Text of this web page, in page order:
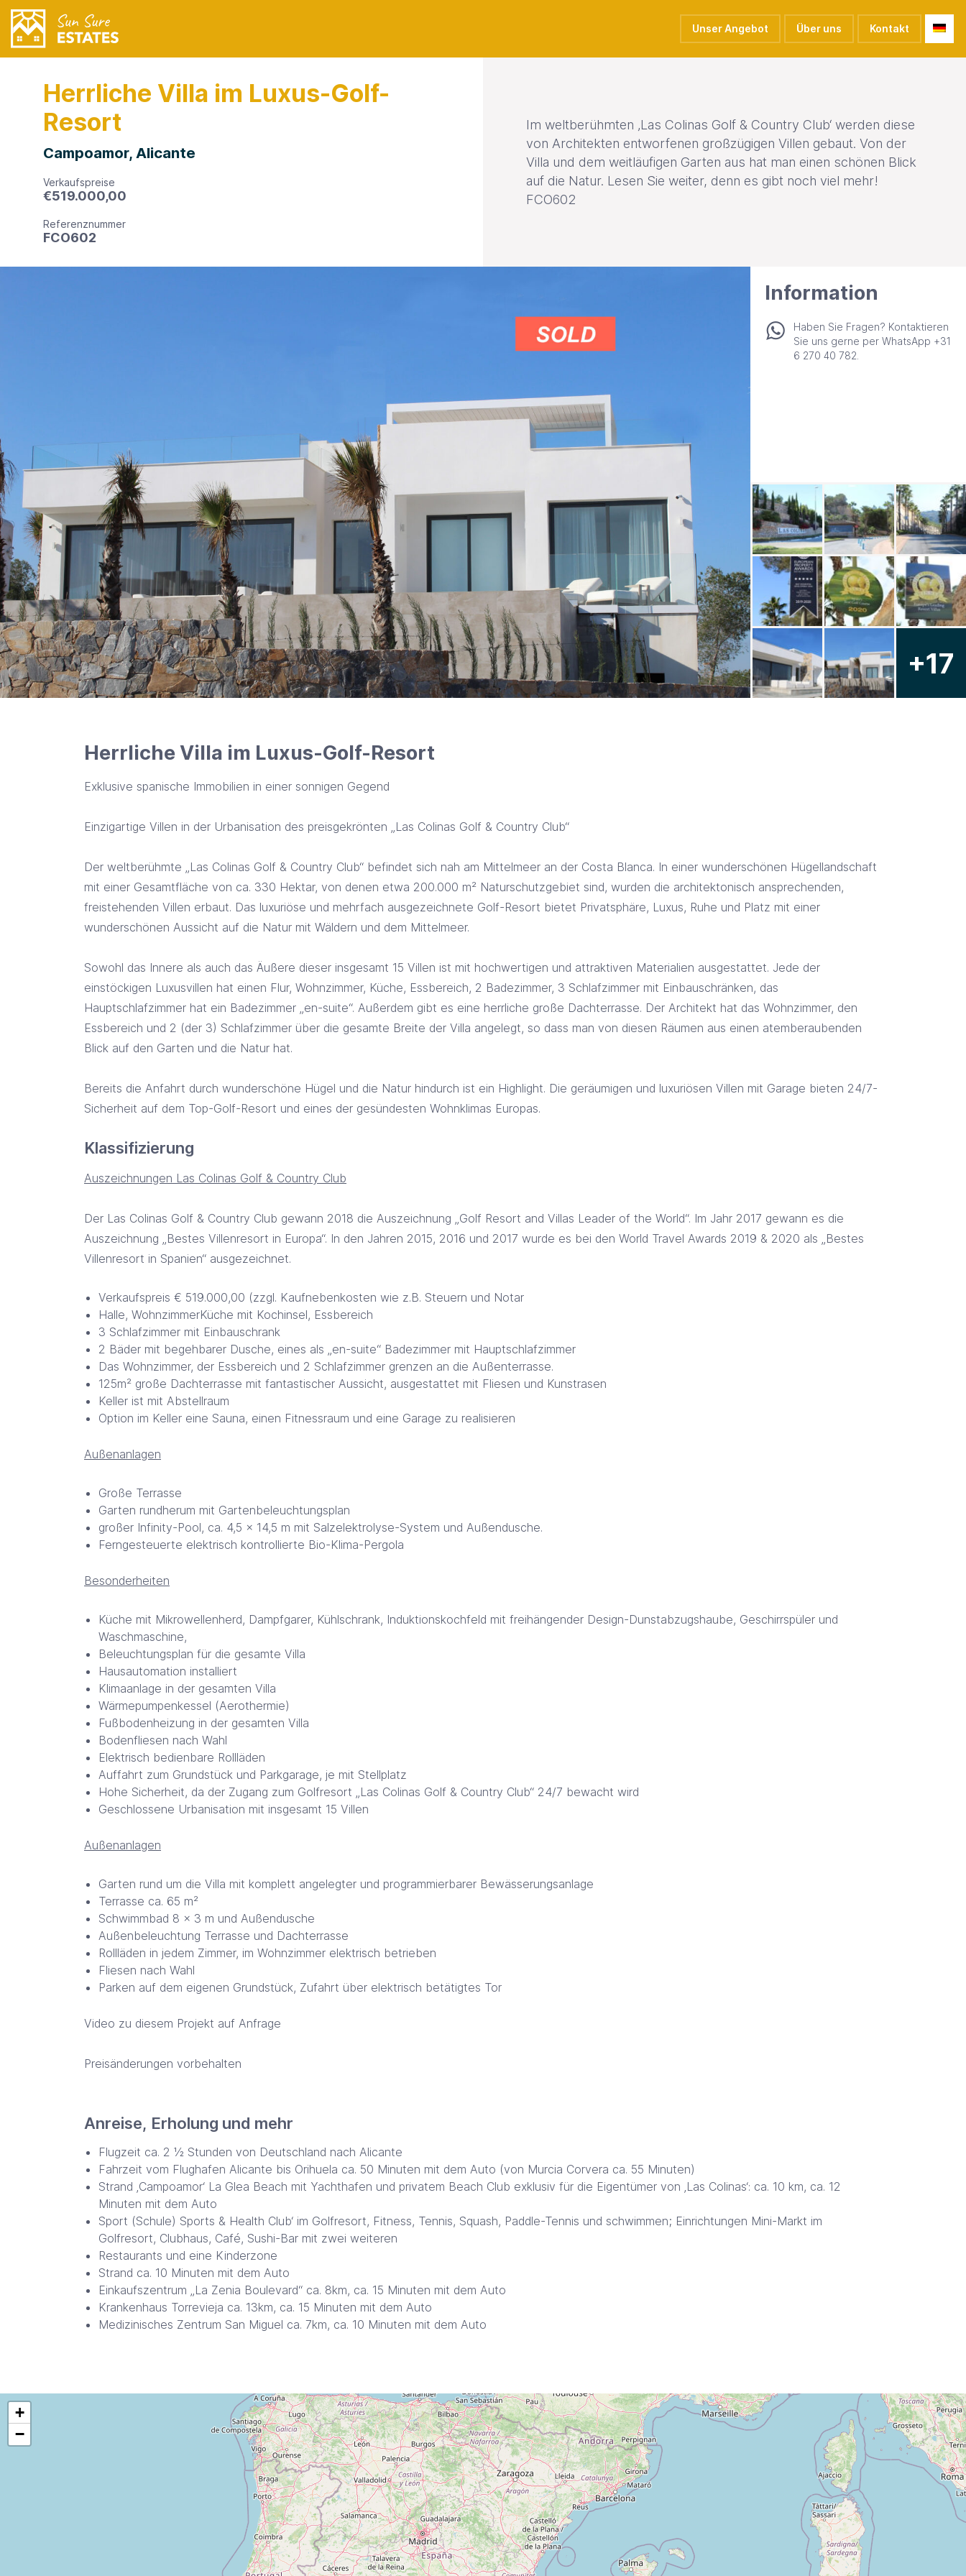
Unser Angebot Über uns Kontakt
Herrliche Villa im Luxus-Golf-
Resort
Campoamor, Alicante
Verkaufspreise
€519.000,00
Referenznummer
FCO602
Im weltberühmten ‚Las Colinas Golf & Country Club‘ werden diese
von Architekten entworfenen großzügigen Villen gebaut. Von der
Villa und dem weitläufigen Garten aus hat man einen schönen Blick
auf die Natur. Lesen Sie weiter, denn es gibt noch viel mehr!
FCO602
Information
Haben Sie Fragen? Kontaktieren
Sie uns gerne per WhatsApp +31
6 270 40 782.
+17
Herrliche Villa im Luxus-Golf-Resort
Exklusive spanische Immobilien in einer sonnigen Gegend
Einzigartige Villen in der Urbanisation des preisgekrönten „Las Colinas Golf & Country Club“
Der weltberühmte „Las Colinas Golf & Country Club“ befindet sich nah am Mittelmeer an der Costa Blanca. In einer wunderschönen Hügellandschaft
mit einer Gesamtfläche von ca. 330 Hektar, von denen etwa 200.000 m² Naturschutzgebiet sind, wurden die architektonisch ansprechenden,
freistehenden Villen erbaut. Das luxuriöse und mehrfach ausgezeichnete Golf-Resort bietet Privatsphäre, Luxus, Ruhe und Platz mit einer
wunderschönen Aussicht auf die Natur mit Wäldern und dem Mittelmeer.
Sowohl das Innere als auch das Äußere dieser insgesamt 15 Villen ist mit hochwertigen und attraktiven Materialien ausgestattet. Jede der
einstöckigen Luxusvillen hat einen Flur, Wohnzimmer, Küche, Essbereich, 2 Badezimmer, 3 Schlafzimmer mit Einbauschränken, das
Hauptschlafzimmer hat ein Badezimmer „en-suite“. Außerdem gibt es eine herrliche große Dachterrasse. Der Architekt hat das Wohnzimmer, den
Essbereich und 2 (der 3) Schlafzimmer über die gesamte Breite der Villa angelegt, so dass man von diesen Räumen aus einen atemberaubenden
Blick auf den Garten und die Natur hat.
Bereits die Anfahrt durch wunderschöne Hügel und die Natur hindurch ist ein Highlight. Die geräumigen und luxuriösen Villen mit Garage bieten 24/7-
Sicherheit auf dem Top-Golf-Resort und eines der gesündesten Wohnklimas Europas.
Klassifizierung
Auszeichnungen Las Colinas Golf & Country Club
Der Las Colinas Golf & Country Club gewann 2018 die Auszeichnung „Golf Resort and Villas Leader of the World“. Im Jahr 2017 gewann es die
Auszeichnung „Bestes Villenresort in Europa“. In den Jahren 2015, 2016 und 2017 wurde es bei den World Travel Awards 2019 & 2020 als „Bestes
Villenresort in Spanien“ ausgezeichnet.
Verkaufspreis € 519.000,00 (zzgl. Kaufnebenkosten wie z.B. Steuern und Notar
Halle, WohnzimmerKüche mit Kochinsel, Essbereich
3 Schlafzimmer mit Einbauschrank
2 Bäder mit begehbarer Dusche, eines als „en-suite“ Badezimmer mit Hauptschlafzimmer
Das Wohnzimmer, der Essbereich und 2 Schlafzimmer grenzen an die Außenterrasse.
125m² große Dachterrasse mit fantastischer Aussicht, ausgestattet mit Fliesen und Kunstrasen
Keller ist mit Abstellraum
Option im Keller eine Sauna, einen Fitnessraum und eine Garage zu realisieren
Außenanlagen
Große Terrasse
Garten rundherum mit Gartenbeleuchtungsplan
großer Infinity-Pool, ca. 4,5 x 14,5 m mit Salzelektrolyse-System und Außendusche.
Ferngesteuerte elektrisch kontrollierte Bio-Klima-Pergola
Besonderheiten
Küche mit Mikrowellenherd, Dampfgarer, Kühlschrank, Induktionskochfeld mit freihängender Design-Dunstabzugshaube, Geschirrspüler und
Waschmaschine,
Beleuchtungsplan für die gesamte Villa
Hausautomation installiert
Klimaanlage in der gesamten Villa
Wärmepumpenkessel (Aerothermie)
Fußbodenheizung in der gesamten Villa
Bodenfliesen nach Wahl
Elektrisch bedienbare Rollläden
Auffahrt zum Grundstück und Parkgarage, je mit Stellplatz
Hohe Sicherheit, da der Zugang zum Golfresort „Las Colinas Golf & Country Club“ 24/7 bewacht wird
Geschlossene Urbanisation mit insgesamt 15 Villen
Außenanlagen
Garten rund um die Villa mit komplett angelegter und programmierbarer Bewässerungsanlage
Terrasse ca. 65 m²
Schwimmbad 8 x 3 m und Außendusche
Außenbeleuchtung Terrasse und Dachterrasse
Rollläden in jedem Zimmer, im Wohnzimmer elektrisch betrieben
Fliesen nach Wahl
Parken auf dem eigenen Grundstück, Zufahrt über elektrisch betätigtes Tor
Video zu diesem Projekt auf Anfrage
Preisänderungen vorbehalten
Anreise, Erholung und mehr
Flugzeit ca. 2 ½ Stunden von Deutschland nach Alicante
Fahrzeit vom Flughafen Alicante bis Orihuela ca. 50 Minuten mit dem Auto (von Murcia Corvera ca. 55 Minuten)
Strand ‚Campoamor‘ La Glea Beach mit Yachthafen und privatem Beach Club exklusiv für die Eigentümer von ‚Las Colinas‘: ca. 10 km, ca. 12
Minuten mit dem Auto
Sport (Schule) Sports & Health Club‘ im Golfresort, Fitness, Tennis, Squash, Paddle-Tennis und schwimmen; Einrichtungen Mini-Markt im
Golfresort, Clubhaus, Café, Sushi-Bar mit zwei weiteren
Restaurants und eine Kinderzone
Strand ca. 10 Minuten mit dem Auto
Einkaufszentrum „La Zenia Boulevard“ ca. 8km, ca. 15 Minuten mit dem Auto
Krankenhaus Torrevieja ca. 13km, ca. 15 Minuten mit dem Auto
Medizinisches Zentrum San Miguel ca. 7km, ca. 10 Minuten mit dem Auto
+
−